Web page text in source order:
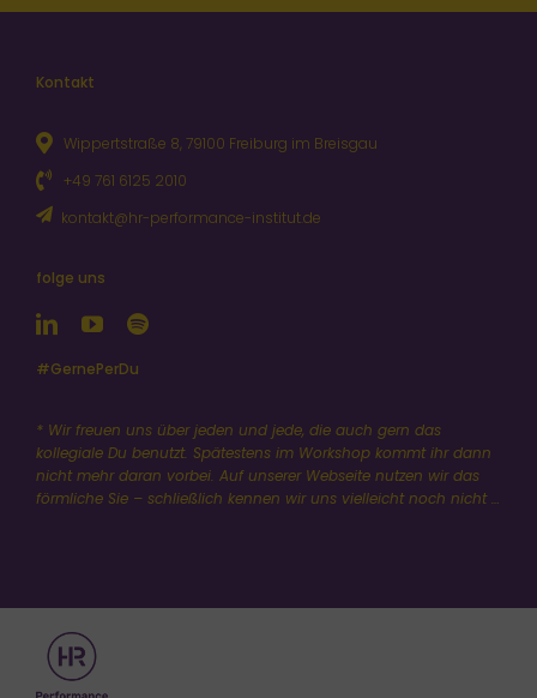
Kontakt
Wippertstraße 8, 79100 Freiburg im Breisgau
+49 761 6125 2010
kontakt@hr-performance-institut.de
folge uns
#GernePerDu
* Wir freuen uns über jeden und jede, die auch gern das
kollegiale Du benutzt. Spätestens im Workshop kommt ihr dann
nicht mehr daran vorbei. Auf unserer Webseite nutzen wir das
förmliche Sie – schließlich kennen wir uns vielleicht noch nicht …
KI-Einsatz. Aber
Praxisorientiert. Und sicher.